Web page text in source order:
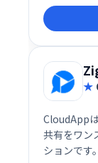
CloudApp
共有をワン
ションです